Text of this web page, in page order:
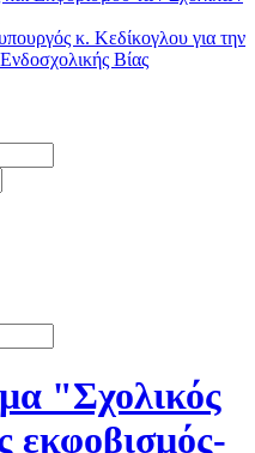
κ. Κεδίκογλου για την
Βίας
"Σχολικός
εκφοβισμός-